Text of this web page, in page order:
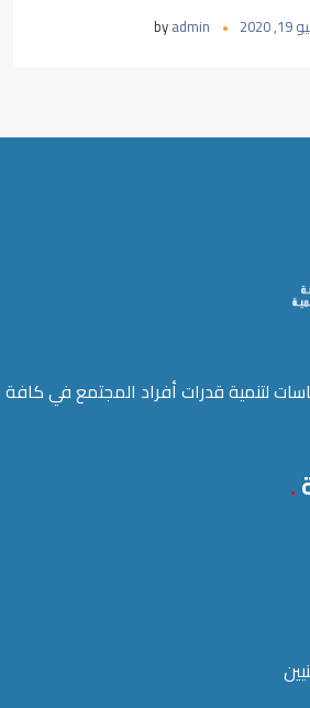
2020
byadmin
لتنمية قدرات أفراد المجتمع في كافة